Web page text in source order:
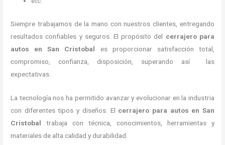
Siempre trabajamos de la mano con nuestros clientes, entregando
resultados confiables y seguros. El propósito del cerrajero para
autos en San Cristobal es proporcionar satisfacción total,
compromiso, confianza, disposición, superando así las
expectativas.
La tecnología nos ha permitido avanzar y evolucionar en la industria
con diferentes tipos y diseños. El cerrajero para autos en San
Cristobal trabaja con técnica, conocimientos, herramientas y
materiales de alta calidad y durabilidad.